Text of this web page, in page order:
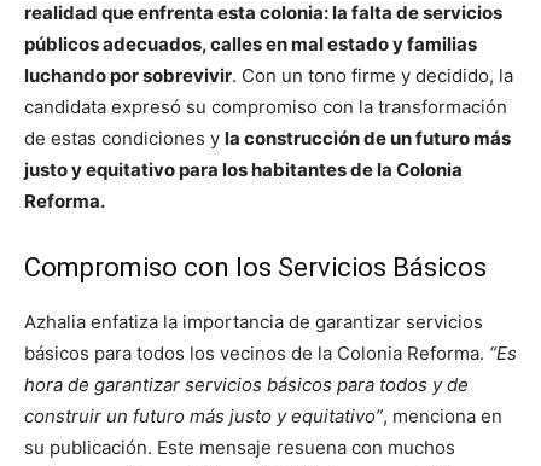
realidad que enfrenta esta colonia: la falta de servicios
públicos adecuados, calles en mal estado y familias
luchando por sobrevivir. Con un tono firme y decidido, la
candidata expresó su compromiso con la transformación
de estas condiciones y la construcción de un futuro más
justo y equitativo para los habitantes de la Colonia
Reforma.
Compromiso con los Servicios Básicos
Azhalia enfatiza la importancia de garantizar servicios
básicos para todos los vecinos de la Colonia Reforma. “Es
hora de garantizar servicios básicos para todos y de
construir un futuro más justo y equitativo”, menciona en
su publicación. Este mensaje resuena con muchos